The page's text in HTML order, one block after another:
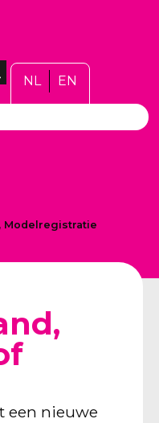
NL EN
, Modelregistratie
een nieuwe